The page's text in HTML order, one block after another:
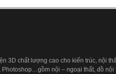
3D chất lượng cao cho kiến trúc, nội
Photoshop…gồm nội – ngoại thất, đồ nội